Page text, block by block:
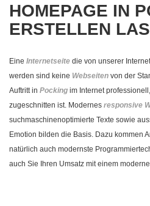
HOMEPAGE IN
ERSTELLEN
Eine Internetseite die von unserer
werden sind keine Webseiten von der
Auftritt in Pocking im Internet
zugeschnitten ist. Modernes responsive
suchmaschinenoptimierte Texte sowie
Emotion bilden die Basis. Dazu kommen
natürlich auch modernste
auch Sie Ihren Umsatz mit einem